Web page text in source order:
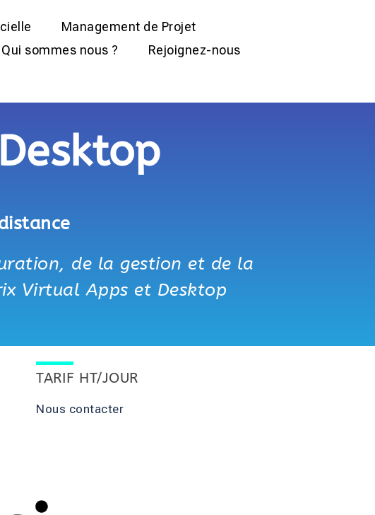
Management de Projet
Qui sommes nous ?
Rejoignez-nous
de la gestion et de la
Virtual Apps et Desktop
TARIF HT/JOUR
Nous contacter